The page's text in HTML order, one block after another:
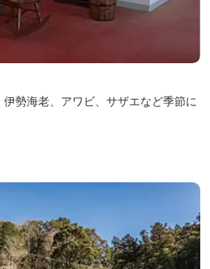
勢海老、アワビ、サザエなど季節に